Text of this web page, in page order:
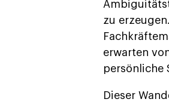
zu
erwarten
persönliche
Dieser